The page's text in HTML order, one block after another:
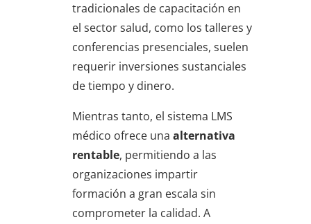
tradicionales de capacitación en
el sector salud, como los talleres y
conferencias presenciales, suelen
requerir inversiones sustanciales
de tiempo y dinero.
Mientras tanto, el sistema LMS
médico ofrece una alternativa
rentable, permitiendo a las
organizaciones impartir
formación a gran escala sin
comprometer la calidad. A